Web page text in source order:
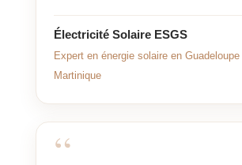
Électricité Solaire ESGS
Expert en énergie solaire en Guadeloupe
Martinique